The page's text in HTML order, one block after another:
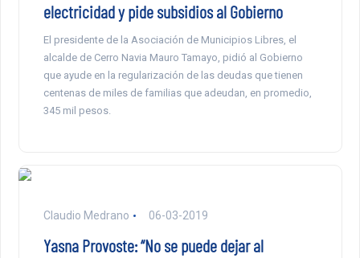
electricidad y pide subsidios al Gobierno
El presidente de la Asociación de Municipios Libres, el
alcalde de Cerro Navia Mauro Tamayo, pidió al Gobierno
que ayude en la regularización de las deudas que tienen
centenas de miles de familias que adeudan, en promedio,
345 mil pesos.
Claudio Medrano 06-03-2019
Yasna Provoste: “No se puede dejar al